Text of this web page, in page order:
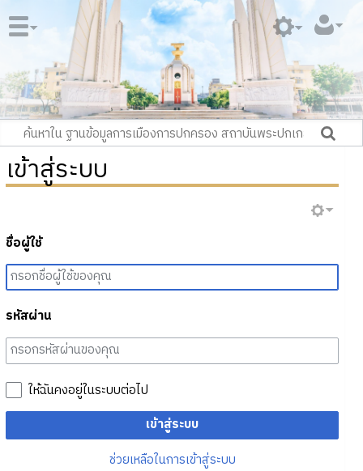
เข้าสู่ระบบ
ชื่อผู้ใช้
รหัสผ่าน
ให้ฉันคงอยู่ในระบบต่อไป
เข้าสู่ระบบ
ช่วยเหลือในการเข้าสู่ระบบ